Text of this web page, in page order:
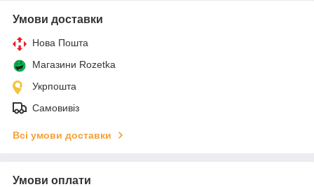
Умови доставки
Нова Пошта
Магазини Rozetka
Укрпошта
Самовивіз
Всі умови доставки
Умови оплати